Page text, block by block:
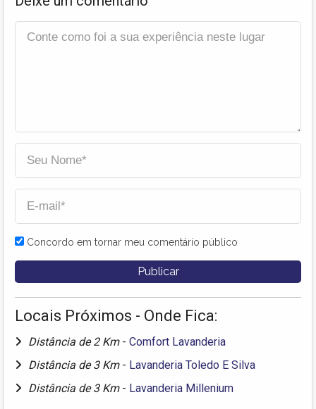
Concordo em tornar meu comentário público
Locais Próximos - Onde Fica:
Distância de 2 Km - Comfort Lavanderia
Distância de 3 Km - Lavanderia Toledo E Silva
Distância de 3 Km - Lavanderia Millenium